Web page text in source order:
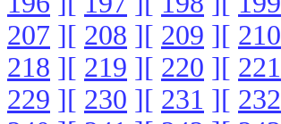
207 ][ 208 ][ 209 ][ 210
218 ][ 219 ][ 220 ][ 221
229 ][ 230 ][ 231 ][ 232